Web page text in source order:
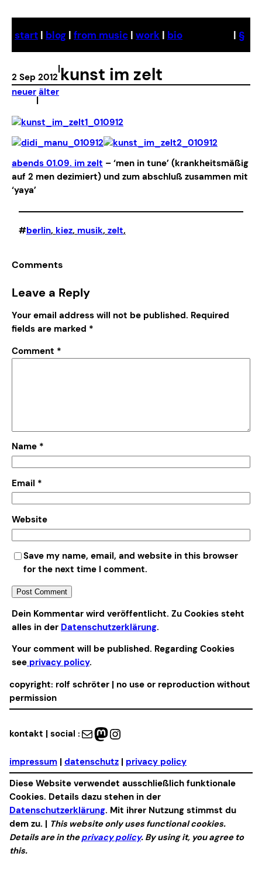
content
start | blog | from music | work | bio | §
2 Sep 2012
|kunst im zelt
neuer
|
älter
abends 01.09. im zelt – ‘men in tune’ (krankheitsmäßig
auf 2 men dezimiert) und zum abschluß zusammen mit
‘yaya’
#berlin, kiez, musik, zelt,
Comments
Leave a Reply
Your email address will not be published. Required
fields are marked *
Comment *
Name *
Email *
Website
Save my name, email, and website in this browser
for the next time I comment.
Alternative:
Dein Kommentar wird veröffentlicht. Zu Cookies steht
alles in der Datenschutzerklärung.
Your comment will be published. Regarding Cookies
see privacy policy.
copyright: rolf schröter | no use or reproduction without
permission
kontakt | social : Mail Mastodon Instagram
impressum | datenschutz | privacy policy
Diese Website verwendet ausschließlich funktionale
Cookies. Details dazu stehen in der
Datenschutzerklärung. Mit ihrer Nutzung stimmst du
dem zu. | This website only uses functional cookies.
Details are in theprivacy policy. By using it, you agree to
this.